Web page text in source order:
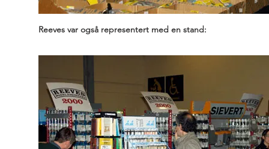
Reeves var også representert med en stand: